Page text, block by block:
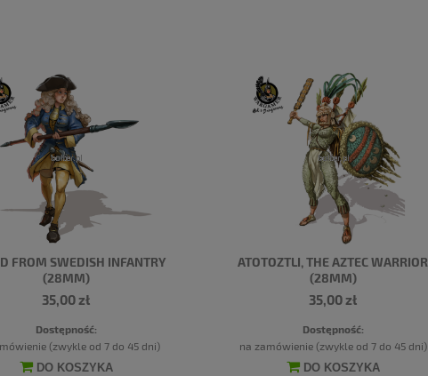
FROM SWEDISH INFANTRY
(28MM)
35,00 zł
Dostępność:
(zwykle od 7 do 45 dni)
DO KOSZYKA
ATOTOZTLI, THE AZTEC WARRIOR
(28MM)
35,00 zł
Dostępność:
na zamówienie (zwykle od 7 do 45 dni)
DO KOSZYKA